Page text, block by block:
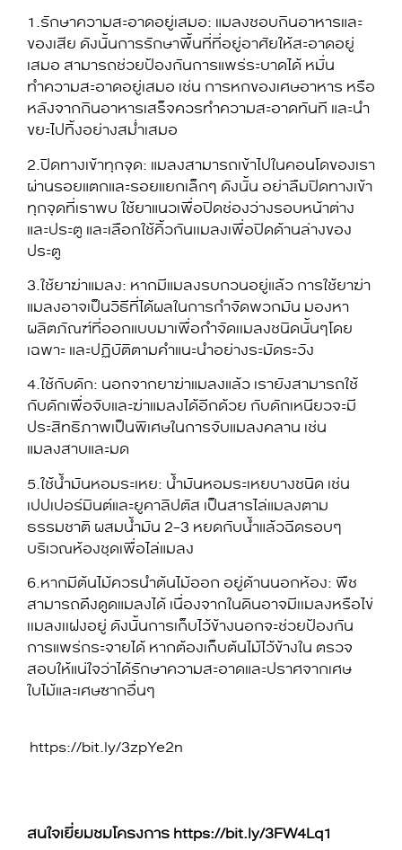
1.รักษาความสะอาดอยู่เสมอ: แมลงชอบกินอาหารและ
ของเสีย ดังนั้นการรักษาพื้นที่ที่อยู่อาศัยให้สะอาดอยู่
เสมอ สามารถช่วยป้องกันการแพร่ระบาดได้ หมั่น
ทำความสะอาดอยู่เสมอ เช่น การหกของเศษอาหาร หรือ
หลังจากกินอาหารเสร็จควรทำความสะอาดทันที และนำ
ขยะไปทิ้งอย่างสม่ำเสมอ
2.ปิดทางเข้าทุกจุด: แมลงสามารถเข้าไปในคอนโดของเรา
ผ่านรอยแตกและรอยแยกเล็กๆ ดังนั้น อย่าลืมปิดทางเข้า
ทุกจุดที่เราพบ ใช้ยาแนวเพื่อปิดช่องว่างรอบหน้าต่าง
และประตู และเลือกใช้คิ้วกันเเมลงเพื่อปิดด้านล่างของ
ประตู
3.ใช้ยาฆ่าแมลง: หากมีแมลงรบกวนอยู่แล้ว การใช้ยาฆ่า
แมลงอาจเป็นวิธีที่ได้ผลในการกำจัดพวกมัน มองหา
ผลิตภัณฑ์ที่ออกแบบมาเพื่อกำจัดเเมลงชนิดนั้นๆโดย
เฉพาะ และปฏิบัติตามคำแนะนำอย่างระมัดระวัง
4.ใช้กับดัก: นอกจากยาฆ่าแมลงแล้ว เรายังสามารถใช้
กับดักเพื่อจับและฆ่าแมลงได้อีกด้วย กับดักเหนียวจะมี
ประสิทธิภาพเป็นพิเศษในการจับแมลงคลาน เช่น
แมลงสาบและมด
5.ใช้น้ำมันหอมระเหย: น้ำมันหอมระเหยบางชนิด เช่น
เปปเปอร์มินต์และยูคาลิปตัส เป็นสารไล่แมลงตาม
ธรรมชาติ ผสมน้ำมัน 2-3 หยดกับน้ำแล้วฉีดรอบๆ
บริเวณห้องชุดเพื่อไล่แมลง
6.หากมีต้นไม้ควรนำต้นไม้ออก อยู่ด้านนอกห้อง: พืช
สามารถดึงดูดแมลงได้ เนื่องจากในดินอาจมีเเมลงหรือไข่
เเมลงเเฝงอยู่ ดังนั้นการเก็บไว้ข้างนอกจะช่วยป้องกัน
การแพร่กระจายได้ หากต้องเก็บต้นไม้ไว้ข้างใน ตรวจ
สอบให้แน่ใจว่าได้รักษาความสะอาดและปราศจากเศษ
ใบไม้และเศษซากอื่นๆ
https://bit.ly/3zpYe2n
สนใจเยี่ยมชมโครงการ https://bit.ly/3FW4Lq1